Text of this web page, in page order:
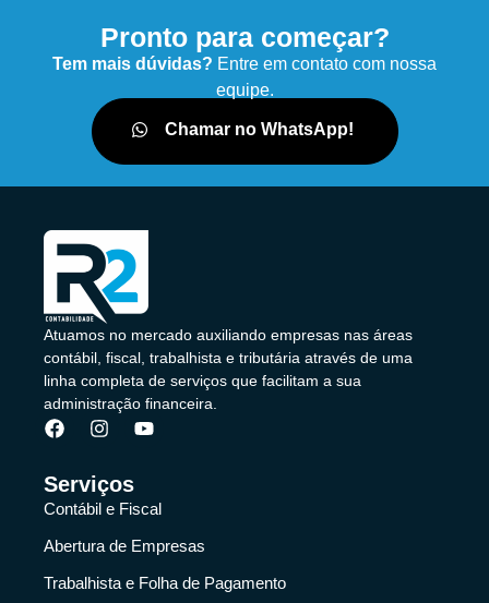
Pronto para começar?
Tem mais dúvidas? Entre em contato com nossa
equipe.
Chamar no WhatsApp!
Atuamos no mercado auxiliando empresas nas áreas
contábil, fiscal, trabalhista e tributária através de uma
linha completa de serviços que facilitam a sua
administração financeira.
Serviços
Contábil e Fiscal
Abertura de Empresas
Trabalhista e Folha de Pagamento